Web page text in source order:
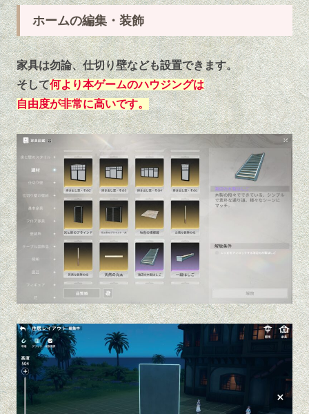
ホームの編集・装飾
家具は勿論、仕切り壁なども設置できます。
そして何より本ゲームのハウジングは
自由度が非常に高いです。